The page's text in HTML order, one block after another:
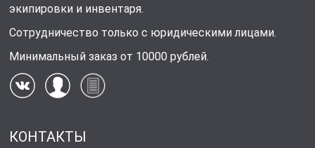
экипировки и инвентаря.
Сотрудничество только с юридическими лицами.
Минимальный заказ от 10000 рублей.
КОНТАКТЫ